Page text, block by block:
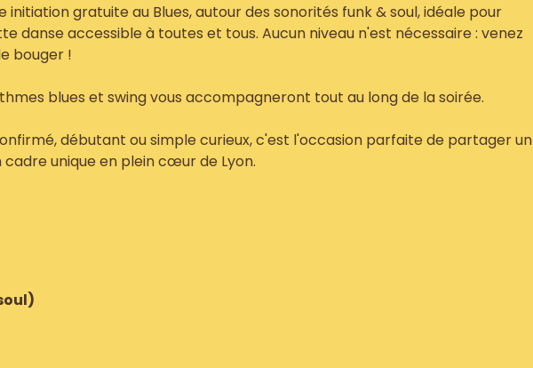
initiation gratuite au Blues, autour des sonorités funk & soul, idéale pour
danse accessible à toutes et tous. Aucun niveau n'est nécessaire : venez
bouger !
blues et swing vous accompagneront tout au long de la soirée.
débutant ou simple curieux, c'est l'occasion parfaite de partager un
unique en plein cœur de Lyon.